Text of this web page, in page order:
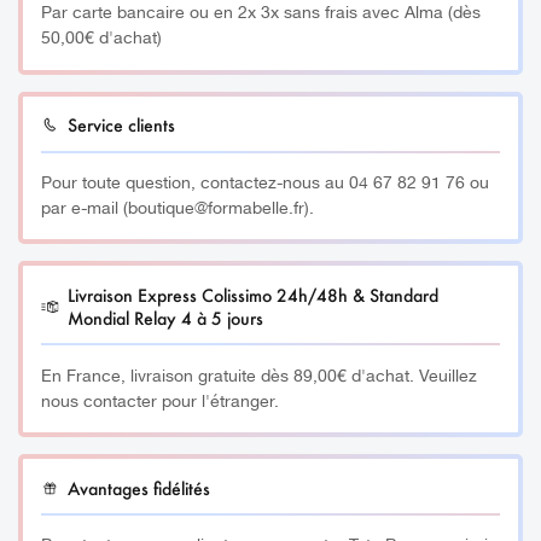
Contenance: 80 Gr
__________
Histoire :
Le massage à la bougie est une technique ancestrale
Thaïlandaise à des fins relaxantes, dynamisantes,
stimulantes et calmantes.
Un parfum agréable, des vertus adoucissantes et
nourrissantes pour la peau, ce massage est conseillé pour
les peaux sèches et sensibles.
__________
Le massage à la cire de bougie
Par carte bancaire ou en 2x 3x sans frais avec Alma (dès
50,00€ d'achat)
Service clients
Pour toute question, contactez-nous au 04 67 82 91 76 ou
par e-mail (boutique@formabelle.fr).
Livraison Express Colissimo 24h/48h & Standard
Mondial Relay 4 à 5 jours
En France, livraison gratuite dès 89,00€ d'achat. Veuillez
nous contacter pour l'étranger.
Avantages fidélités